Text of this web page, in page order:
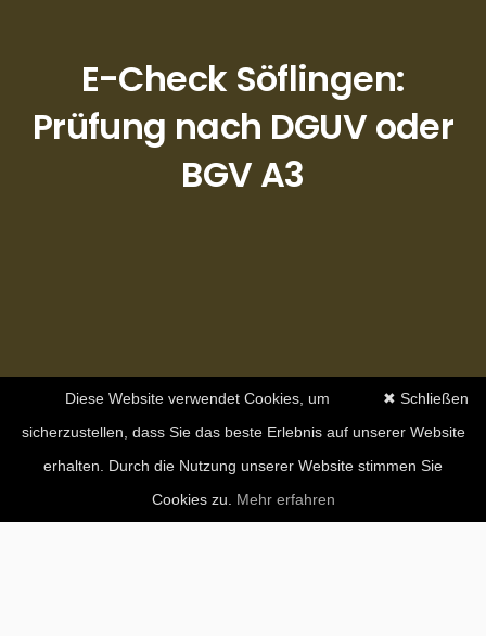
E-Check Söflingen:
Prüfung nach DGUV oder
BGV A3
✖ Schließen
Diese Website verwendet Cookies, um
sicherzustellen, dass Sie das beste Erlebnis auf unserer Website
erhalten. Durch die Nutzung unserer Website stimmen Sie
Cookies zu. Mehr erfahren